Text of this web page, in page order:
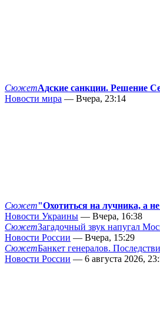
СюжетАдские санкции. Решение
Новости мира — Вчера, 23:14
Сюжет"Охотиться на лучника, а
Новости Украины — Вчера, 16:38
СюжетЗагадочный звук напугал
Новости России — Вчера, 15:29
СюжетБанкет генералов.
Новости России — 6 августа 2026,